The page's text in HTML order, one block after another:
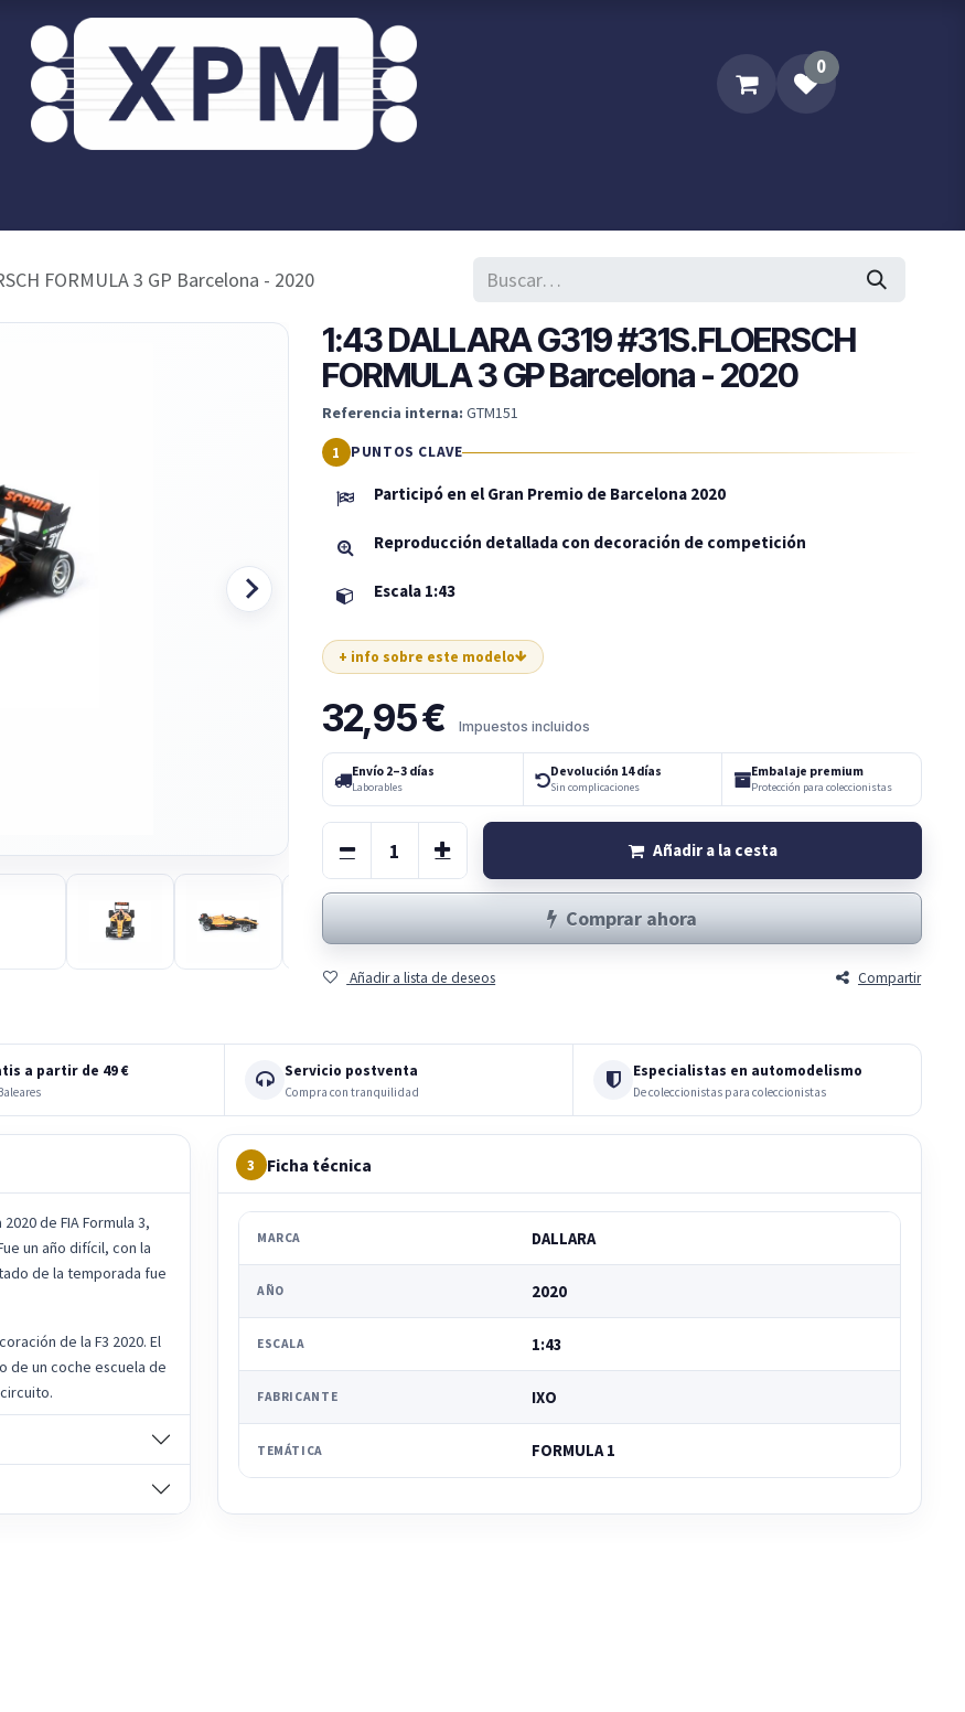
0
FORMULA 3 GP Barcelona - 2020
1:43 DALLARA G319 #31S.FLOERSCH
FORMULA 3 GP Barcelona - 2020
Referencia interna: GTM151
PUNTOS CLAVE
Participó en el Gran Premio de Barcelona 2020
Reproducción detallada con decoración de competición
Escala 1:43
+ info sobre este modelo
32,95€ Impuestos incluidos
Envío 2–3 días
Laborables
Devolución 14 días
Sin complicaciones
Embalaje premium
Protección para coleccionistas
Añadir a la cesta
Comprar ahora
Añadir a lista de deseos Compartir
a partir de 49 € Servicio postventa
Compra con tranquilidad
Especialistas en automodelismo
De coleccionistas para coleccionistas
de FIA Formula 3,
un año difícil, con la
de la temporada fue
de la F3 2020. El
de un coche escuela de
3 Ficha técnica
MARCA DALLARA
AÑO 2020
ESCALA 1:43
FABRICANTE IXO
TEMÁTICA FORMULA 1